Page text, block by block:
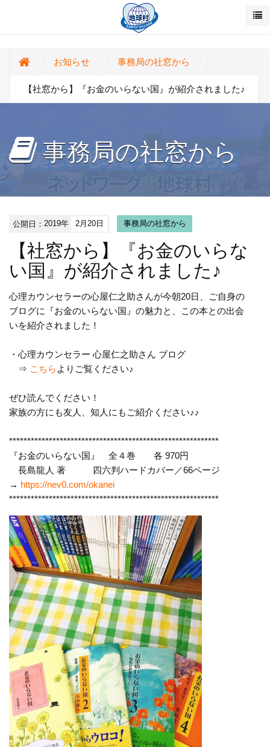
お知らせ 事務局の社窓から
【社窓から】『お金のいらない国』が紹介されました♪
事務局の社窓から
公開日：2019年 2月20日 事務局の社窓から
【社窓から】『お金のいらな
い国』が紹介されました♪
心理カウンセラーの心屋仁之助さんが今朝20日、ご自身の
ブログに『お金のいらない国』の魅力と、この本との出会
いを紹介されました！
・心理カウンセラー 心屋仁之助さん ブログ
⇒ こちら よりご覧ください♪
ぜひ読んでください！
家族の方にも友人、知人にもご紹介ください♪♪
**********************************************************
『お金のいらない国』 全４巻 各 970円
長島龍人 著 四六判ハードカバー／66ページ
→ https://nev0.com/okanei
**********************************************************